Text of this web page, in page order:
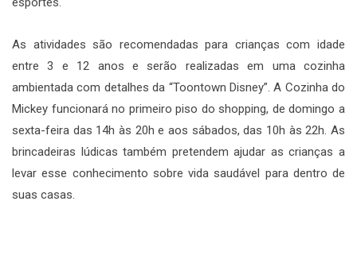
As atividades são recomendadas para crianças com idade
entre 3 e 12 anos e serão realizadas em uma cozinha
ambientada com detalhes da “Toontown Disney”. A Cozinha do
Mickey funcionará no primeiro piso do shopping, de domingo a
sexta-feira das 14h às 20h e aos sábados, das 10h às 22h. As
brincadeiras lúdicas também pretendem ajudar as crianças a
levar esse conhecimento sobre vida saudável para dentro de
suas casas.